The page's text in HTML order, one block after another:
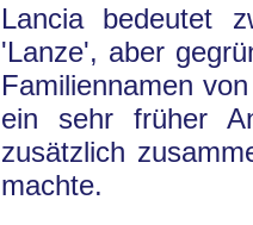
Lancia bedeutet
'Lanze', aber
Familiennamen
ein sehr früher
zusätzlich
machte.